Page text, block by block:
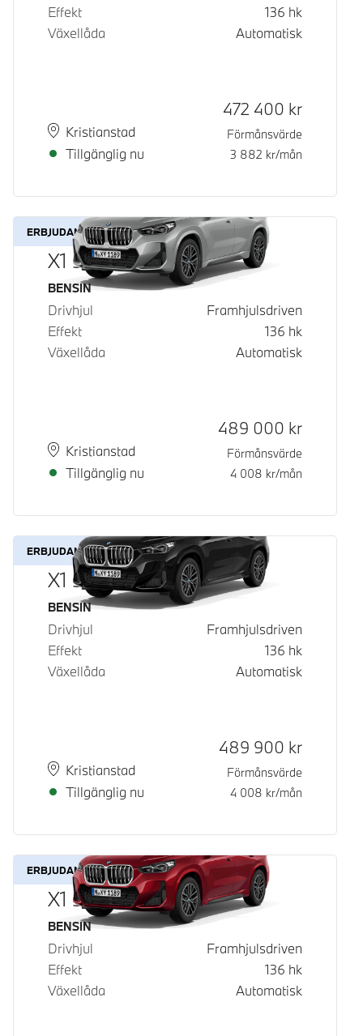
Effekt
136 hk
Växellåda
Automatisk
PlatsKristianstad
Leveranstid
Tillgänglig nu
Kontantpris
472 400 kr
Förmånsvärde
3 882 kr/mån
ERBJUDANDE
X1 sDrive18i
Bränsle
BENSIN
Drivhjul
Framhjulsdriven
Effekt
136 hk
Växellåda
Automatisk
PlatsKristianstad
Leveranstid
Tillgänglig nu
Kontantpris
489 000 kr
Förmånsvärde
4 008 kr/mån
ERBJUDANDE
X1 sDrive18i
Bränsle
BENSIN
Drivhjul
Framhjulsdriven
Effekt
136 hk
Växellåda
Automatisk
PlatsKristianstad
Leveranstid
Tillgänglig nu
Kontantpris
489 900 kr
Förmånsvärde
4 008 kr/mån
ERBJUDANDE
X1 sDrive18i
Bränsle
BENSIN
Drivhjul
Framhjulsdriven
Effekt
136 hk
Växellåda
Automatisk